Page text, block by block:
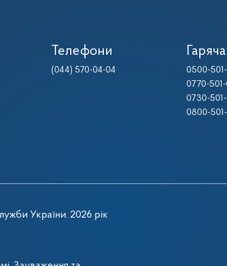
Телефони
(044) 570-04-04
Гаряча
0500-
0770-
0730-
0800-
України. 2026 рік